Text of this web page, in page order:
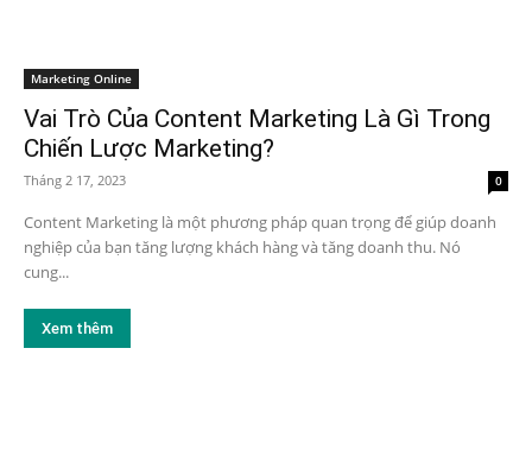
Marketing Online
Vai Trò Của Content Marketing Là Gì Trong
Chiến Lược Marketing?
Tháng 2 17, 2023 0
Content Marketing là một phương pháp quan trọng để giúp doanh
nghiệp của bạn tăng lượng khách hàng và tăng doanh thu. Nó
cung...
Xem thêm